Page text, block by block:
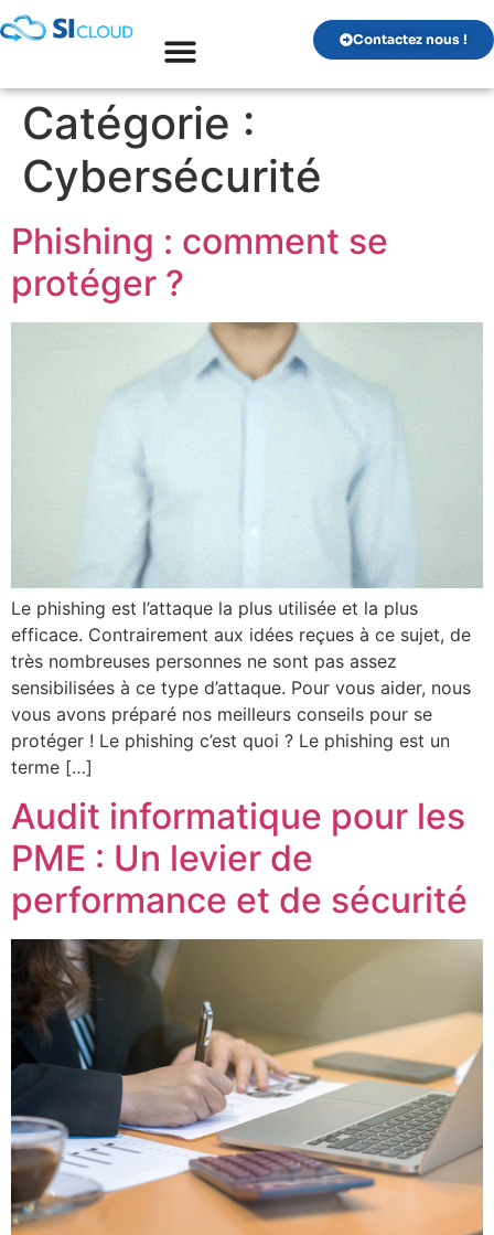
Contactez nous !
Catégorie :
Cybersécurité
Phishing : comment se
protéger ?
Le phishing est l’attaque la plus utilisée et la plus
efficace. Contrairement aux idées reçues à ce sujet, de
très nombreuses personnes ne sont pas assez
sensibilisées à ce type d’attaque. Pour vous aider, nous
vous avons préparé nos meilleurs conseils pour se
protéger ! Le phishing c’est quoi ? Le phishing est un
terme […]
Audit informatique pour les
PME : Un levier de
performance et de sécurité